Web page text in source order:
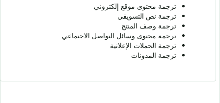
ترجمة محتوى موقع إلكتروني
ترجمة نص التسويقي
ترجمة وصف المنتج
ترجمة محتوى وسائل التواصل الاجتماعي
ترجمة الحملات الإعلانية
ترجمة المدونات